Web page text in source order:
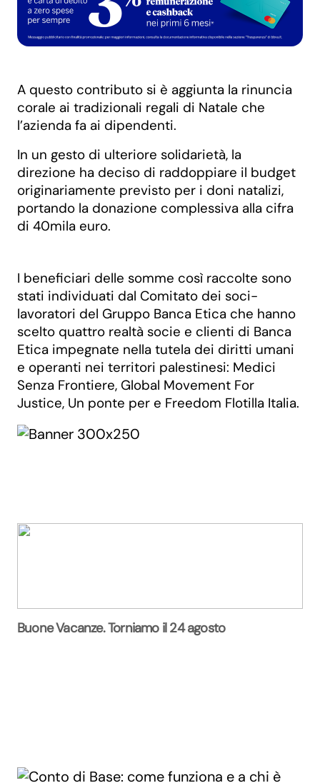
A questo contributo si è aggiunta la rinuncia
corale ai tradizionali regali di Natale che
l’azienda fa ai dipendenti.
In un gesto di ulteriore solidarietà, la
direzione ha deciso di raddoppiare il budget
originariamente previsto per i doni natalizi,
portando la donazione complessiva alla cifra
di 40mila euro.
I beneficiari delle somme così raccolte sono
stati individuati dal Comitato dei soci-
lavoratori del Gruppo Banca Etica che hanno
scelto quattro realtà socie e clienti di Banca
Etica impegnate nella tutela dei diritti umani
e operanti nei territori palestinesi: Medici
Senza Frontiere, Global Movement For
Justice, Un ponte per e Freedom Flotilla Italia.
Buone Vacanze. Torniamo il 24 agosto